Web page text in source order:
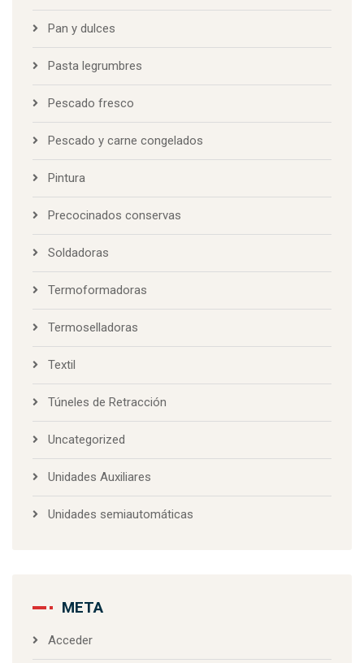
Pan y dulces
Pasta legrumbres
Pescado fresco
Pescado y carne congelados
Pintura
Precocinados conservas
Soldadoras
Termoformadoras
Termoselladoras
Textil
Túneles de Retracción
Uncategorized
Unidades Auxiliares
Unidades semiautomáticas
META
Acceder